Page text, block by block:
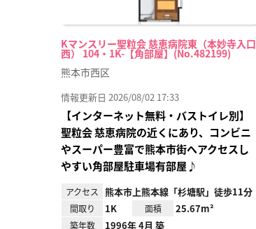
Kマンスリー聖粒会 慈恵病院東（本妙寺入口
西） 104・1K-【角部屋】(No.482199)
熊本市西区
情報更新日 2026/08/02 17:33
【インターネット無料・バストイレ別】
聖粒会 慈恵病院の近くにあり、コンビニ
やスーパー豊富で熊本市街へアクセスし
やすい角部屋駐車場有部屋♪
アクセス 熊本市上熊本線「杉塘駅」徒歩11分
間取り 1K 面積 25.67m²
築年数 1996年 4月 築